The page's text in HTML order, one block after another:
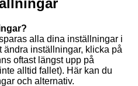
alla dina inställningar i
ändra inställningar, klicka på
oftast längst upp på
alltid fallet). Här kan du
och alternativ.